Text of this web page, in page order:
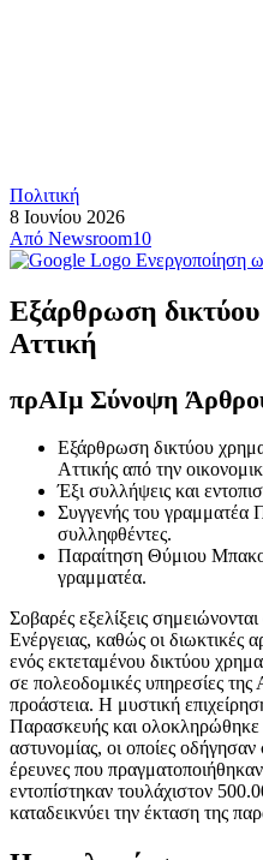
Πολιτική
8 Ιουνίου 2026
Από Newsroom10
Ενεργοποίηση
Εξάρθρωση
Αττική
πρΑΙμ Σύνοψη
Εξάρθρωση δικτύου
Αττικής από την
Έξι συλλήψεις και
Συγγενής του γραμματέα
συλληφθέντες.
Παραίτηση Θύμιου
γραμματέα.
Σοβαρές εξελίξεις
Ενέργειας, καθώς οι
ενός εκτεταμένου δικτύου
σε πολεοδομικές υπηρεσίες της
προάστεια. Η μυστική
Παρασκευής και ολοκληρώθηκε
αστυνομίας, οι οποίες
έρευνες που
εντοπίστηκαν τουλάχιστον
καταδεικνύει την έκταση της